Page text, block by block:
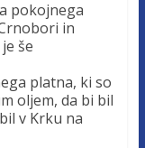
pokojnega
in
še
platna, ki so
oljem, da bi bil
v Krku na